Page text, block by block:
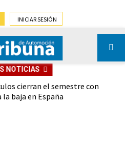
INICIAR SESIÓN
NOTICIAS
cierran el semestre con
la baja en España